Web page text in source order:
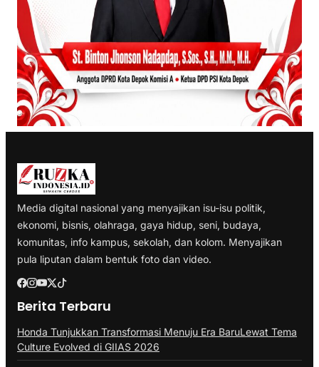
Media digital nasional yang menyajikan isu-isu politik,
ekonomi, bisnis, olahraga, gaya hidup, seni, budaya,
komunitas, info kampus, sekolah, dan kolom. Menyajikan
pula liputan dalam bentuk foto dan video.
Berita Terbaru
Honda Tunjukkan Transformasi Menuju Era BaruLewat Tema
Culture Evolved di GIIAS 2026